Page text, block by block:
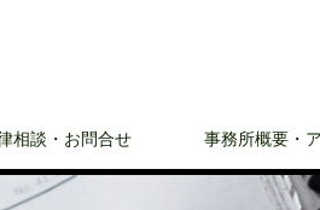
相談・お問合せ 事務所概要・